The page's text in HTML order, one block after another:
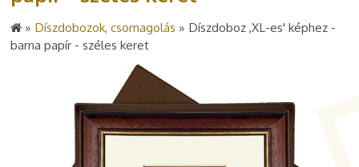
» Díszdobozok, csomagolás » Díszdoboz ,XL-es' képhez -
barna papír - széles keret